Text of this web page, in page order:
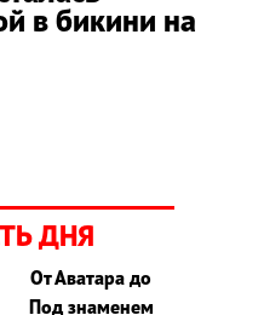
в бикини на
ДНЯ
От Аватара до
Под знаменем